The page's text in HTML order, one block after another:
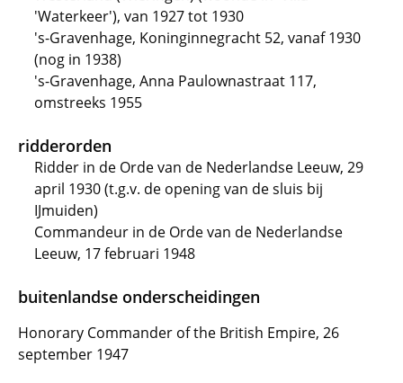
'Waterkeer'), van 1927 tot 1930
's-Gravenhage, Koninginnegracht 52, vanaf 1930
(nog in 1938)
's-Gravenhage, Anna Paulownastraat 117,
omstreeks 1955
ridderorden
Ridder in de Orde van de Nederlandse Leeuw, 29
april 1930 (t.g.v. de opening van de sluis bij
IJmuiden)
Commandeur in de Orde van de Nederlandse
Leeuw, 17 februari 1948
buitenlandse onderscheidingen
Honorary Commander of the British Empire, 26
september 1947